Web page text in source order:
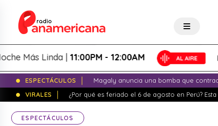
Más Linda |11:00PM - 12:00AM
ESPECTÁCULOS
Magaly anuncia una bomba que
VIRALES
¿Por qué es feriado el 6 de agosto en Perú?
ESPECTÁCULOS